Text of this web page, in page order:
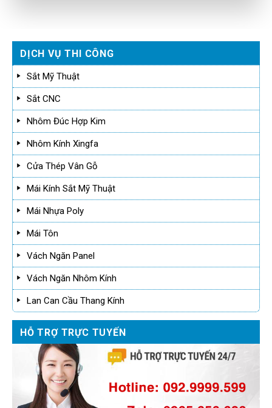
DỊCH VỤ THI CÔNG
Sắt Mỹ Thuật
Sắt CNC
Nhôm Đúc Hợp Kim
Nhôm Kính Xingfa
Cửa Thép Vân Gỗ
Mái Kính Sắt Mỹ Thuật
Mái Nhựa Poly
Mái Tôn
Vách Ngăn Panel
Vách Ngăn Nhôm Kính
Lan Can Cầu Thang Kính
HỖ TRỢ TRỰC TUYẾN